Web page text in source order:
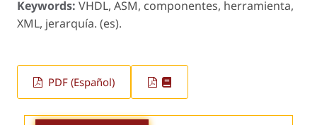
Keywords: VHDL, ASM, componentes, herramienta,
XML, jerarquía. (es).
PDF (Español)